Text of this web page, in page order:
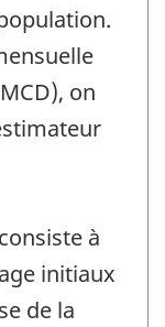
on
à
initiaux
de la